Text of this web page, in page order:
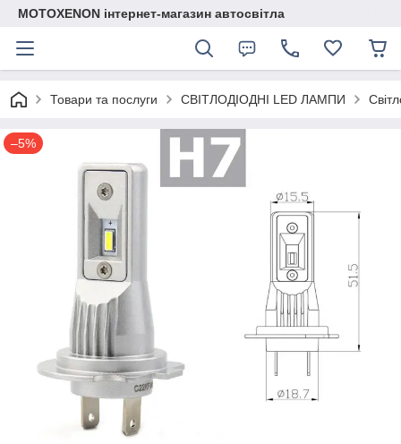
MOTOXENON інтернет-магазин автосвітла
Товари та послуги СВІТЛОДІОДНІ LED ЛАМПИ
–5%